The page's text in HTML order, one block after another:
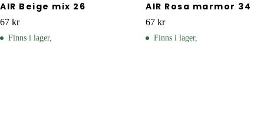
AIR Beige mix 26
67 kr
Finns i lager,
AIR Rosa marmor 34
67 kr
Finns i lager,